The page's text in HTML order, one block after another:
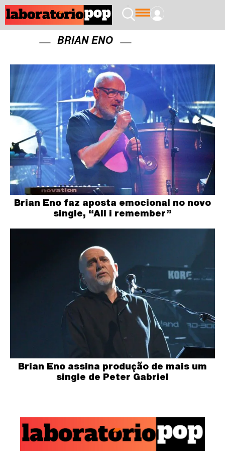
BRIAN ENO
Brian Eno faz aposta emocional no novo
single, “All i remember”
Brian Eno assina produção de mais um
single de Peter Gabriel